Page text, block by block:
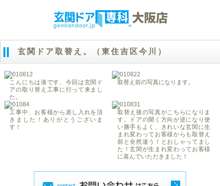
玄関ドア取替え。（東住吉区今川）
こんにちは湊です、今回は玄関ド
アの取り替え工事に行って来まし
た。
取替え前の写真になります。
工事中、お客様から差し入れを頂
きました！ありがとうございま
す！
取替え後の写真がこちらになりま
す。ドアの開く方向が逆になり使
い勝手もよく、きれいな玄関に生
まれ変わってお客様からも取替え
前と全然違う！とおしゃってまし
た！玄関が生まれ変わってお客様
に喜んでいただきました！